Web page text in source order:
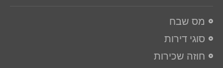
מס שבח
סוגי דירות
חוזה שכירות